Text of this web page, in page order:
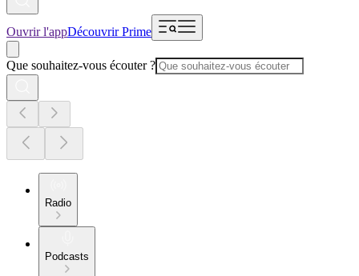
Ouvrir l'appDécouvrir Prime
Que souhaitez-vous écouter ?
Radio
Podcasts